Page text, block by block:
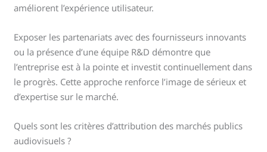
améliorent l’expérience utilisateur.
Exposer les partenariats avec des fournisseurs innovants
ou la présence d’une équipe R&D démontre que
l’entreprise est à la pointe et investit continuellement dans
le progrès. Cette approche renforce l’image de sérieux et
d’expertise sur le marché.
Quels sont les critères d’attribution des marchés publics
audiovisuels ?